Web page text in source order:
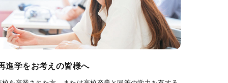
進学をお考えの皆様へ